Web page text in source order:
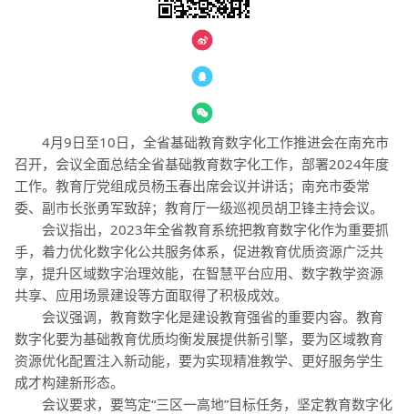
— 分享 —
4月9日至10日，全省基础教育数字化工作推进会在南充市
召开，会议全面总结全省基础教育数字化工作，部署2024年度
工作。教育厅党组成员杨玉春出席会议并讲话；南充市委常
委、副市长张勇军致辞；教育厅一级巡视员胡卫锋主持会议。
会议指出，2023年全省教育系统把教育数字化作为重要抓
手，着力优化数字化公共服务体系，促进教育优质资源广泛共
享，提升区域数字治理效能，在智慧平台应用、数字教学资源
共享、应用场景建设等方面取得了积极成效。
会议强调，教育数字化是建设教育强省的重要内容。教育
数字化要为基础教育优质均衡发展提供新引擎，要为区域教育
资源优化配置注入新动能，要为实现精准教学、更好服务学生
成才构建新形态。
会议要求，要笃定“三区一高地”目标任务，坚定教育数字化